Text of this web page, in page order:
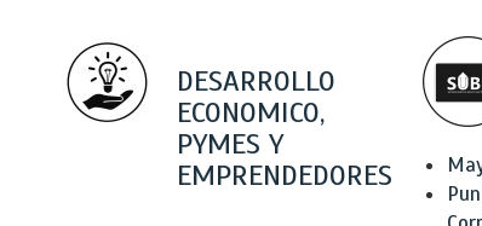
DESARROLLO
ECONOMICO,
PYMES Y
EMPRENDEDORES